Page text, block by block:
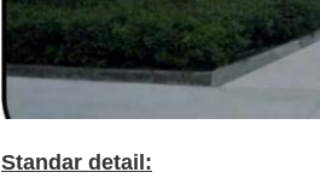
Standar detail :